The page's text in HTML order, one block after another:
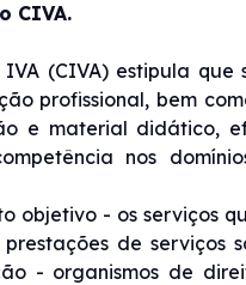
CIVA.
(CIVA) estipula que
profissional, bem
e material didático,
nos
objetivo - os serviços
de
- organismos de